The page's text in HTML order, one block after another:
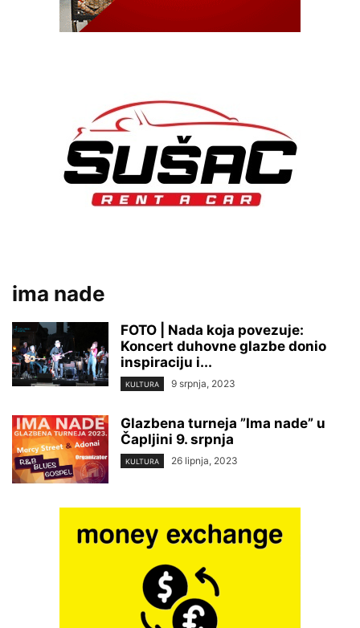
ima nade
FOTO | Nada koja povezuje:
Koncert duhovne glazbe donio
inspiraciju i...
KULTURA 9 srpnja, 2023
Glazbena turneja ”Ima nade” u
Čapljini 9. srpnja
KULTURA 26 lipnja, 2023